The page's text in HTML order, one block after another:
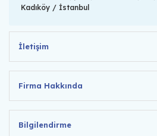
Kadıköy / İstanbul
İletişim
Firma Hakkında
Bilgilendirme